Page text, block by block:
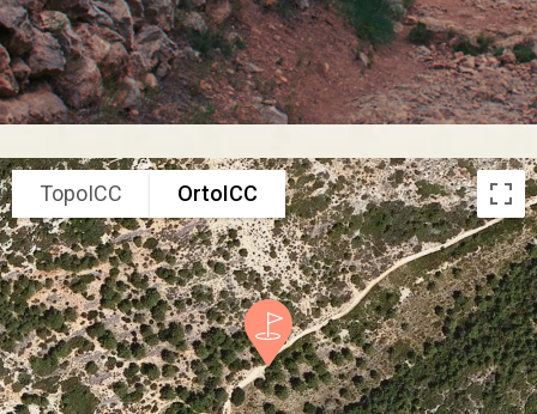
TopoICC OrtoICC